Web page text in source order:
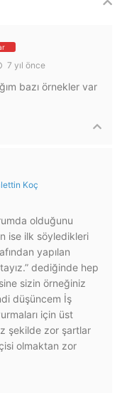
7 yıl önce
bazı örnekler var
Koç
olduğunu
ise ilk söyledikleri
yapılan
dediğinde hep
sizin örneğiniz
düşüncem İş
için üst
şekilde zor şartlar
olmaktan zor